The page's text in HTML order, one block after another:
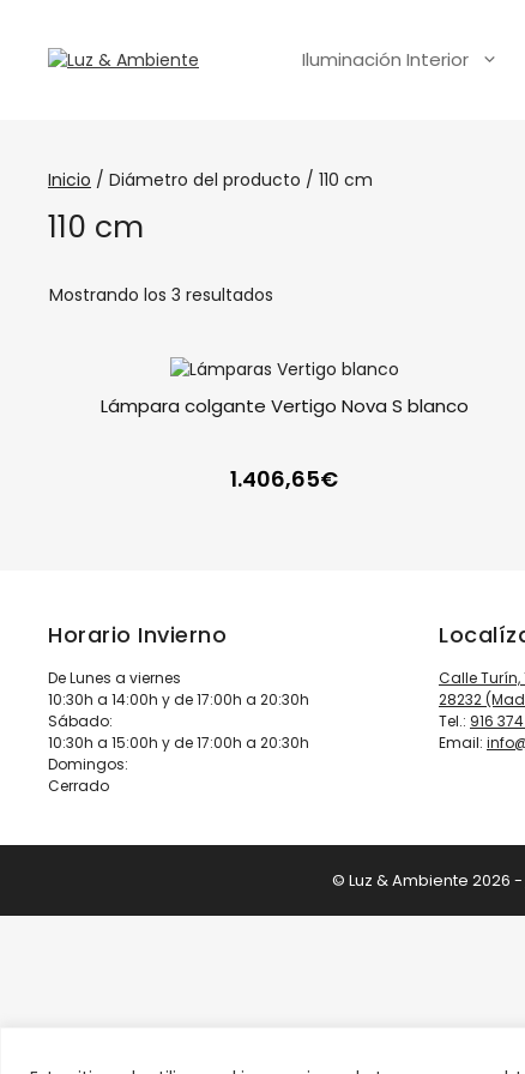
Iluminación Interior
Inicio / Diámetro del producto / 110 cm
110 cm
Mostrando los 3 resultados
Lámpara colgante Vertigo Nova S blanco
1.406,65€
Horario Invierno
De Lunes a viernes
10:30h a 14:00h y de 17:00h a 20:30h
Sábado:
10:30h a 15:00h y de 17:00h a 20:30h
Domingos:
Cerrado
Calle Turín,
28232
Tel.: 916
Email:
© Luz & Ambiente 2026 -